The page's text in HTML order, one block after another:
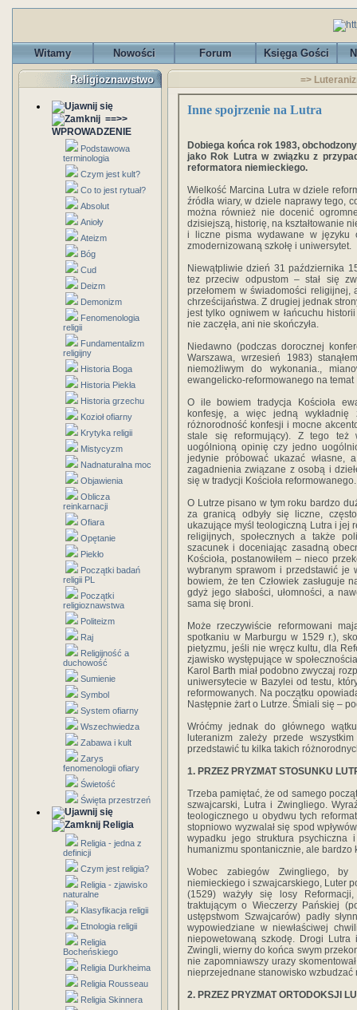
Witamy Nowości Forum Księga Gości
Religioznawstwo
==>>
WPROWADZENIE
Podstawowa
terminologia
Czym jest kult?
Co to jest rytuał?
Absolut
Anioły
Ateizm
Bóg
Cud
Deizm
Demonizm
Fenomenologia
religii
Fundamentalizm
religijny
Historia Boga
Historia Piekła
Historia grzechu
Kozioł ofiarny
Krytyka religii
Mistycyzm
Nadnaturalna moc
Objawienia
Oblicza
reinkarnacji
Ofiara
Opętanie
Piekło
Początki badań
religii PL
Początki
religioznawstwa
Politeizm
Raj
Religijność a
duchowość
Sumienie
Symbol
System ofiarny
Wszechwiedza
Zabawa i kult
Zarys
fenomenologii ofiary
Świetość
Święta przestrzeń
Religia
Religia - jedna z
definicji
Czym jest religia?
Religia - zjawisko
naturalne
Klasyfikacja religii
Etnologia religii
Religia
Bocheńskiego
Religia Durkheima
Religia Rousseau
Religia Skinnera
=>
Inne spojrzenie na Lutra
Dobiega końca rok 1983,
jako Rok Lutra w związku z
reformatora niemieckiego.
Wielkość Marcina Lutra w dziele
źródła wiary, w dziele naprawy tego,
można również nie docenić
dzisiejszą, historię, na kształtowanie
i liczne pisma wydawane w języku
zmodernizowaną szkołę i uniwersytet.
Niewątpliwie dzień 31 października
tez przeciw odpustom – stał się
przełomem w świadomości
chrześcijaństwa. Z drugiej jednak
jest tylko ogniwem w łańcuchu
nie zaczęła, ani nie skończyła.
Niedawno (podczas dorocznej
Warszawa, wrzesień 1983)
niemożliwym do wykonania.,
ewangelicko-reformowanego na temat
O ile bowiem tradycja Kościoła
konfesję, a więc jedną wykładnię
różnorodność konfesji i mocne
stale się reformujący). Z tego też
uogólnioną opinię czy jedno
jedynie próbować ukazać własne,
zagadnienia związane z osobą i
się w tradycji Kościoła reformowanego.
O Lutrze pisano w tym roku bardzo
za granicą odbyły się liczne,
ukazujące myśl teologiczną Lutra i jej
religijnych, społecznych a także
szacunek i doceniając zasadną
Kościoła, postanowiłem – nieco
wybranym sprawom i przedstawić je
bowiem, że ten Człowiek zasługuje
gdyż jego słabości, ułomności, a
sama się broni.
Może rzeczywiście reformowani
spotkaniu w Marburgu w 1529 r.),
pietyzmu, jeśli nie wręcz kultu, dla
zjawisko występujące w
Karol Barth miał podobno zwyczaj
uniwersytecie w Bazylei od testu,
reformowanych. Na początku
Następnie żart o Lutrze. Śmiali się –
Wróćmy jednak do głównego
luteranizm zależy przede
przedstawić tu kilka takich
1. PRZEZ PRYZMAT STOSUNKU
Trzeba pamiętać, że od samego
szwajcarski, Lutra i Zwingliego.
teologicznego u obydwu tych
stopniowo wyzwalał się spod
wypadku jego struktura psychiczna
humanizmu spontanicznie, ale bardzo
Wobec zabiegów Zwingliego, by
niemieckiego i szwajcarskiego, Luter
(1529) ważyły się losy
traktującym o Wieczerzy Pańskiej
ustępstwom Szwajcarów) padły
wypowiedziane w niewłaściwej
niepowetowaną szkodę. Drogi
Zwingli, wierny do końca swym
nie zapomniawszy urazy
nieprzejednane stanowisko wzbudzać
2. PRZEZ PRYZMAT ORTODOKSJI